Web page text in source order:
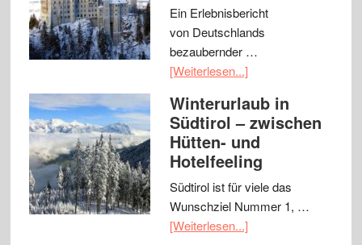
Ein Erlebnisbericht
von Deutschlands
bezaubernder …
[Weiterlesen...]
Winterurlaub in
Südtirol – zwischen
Hütten- und
Hotelfeeling
Südtirol ist für viele das
Wunschziel Nummer 1, …
[Weiterlesen...]